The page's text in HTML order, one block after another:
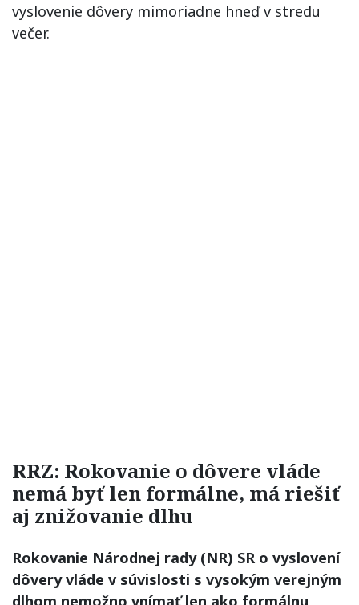
vyslovenie dôvery mimoriadne hneď v stredu
večer.
RRZ: Rokovanie o dôvere vláde
nemá byť len formálne, má riešiť
aj znižovanie dlhu
Rokovanie Národnej rady (NR) SR o vyslovení
dôvery vláde v súvislosti s vysokým verejným
dlhom nemožno vnímať len ako formálnu